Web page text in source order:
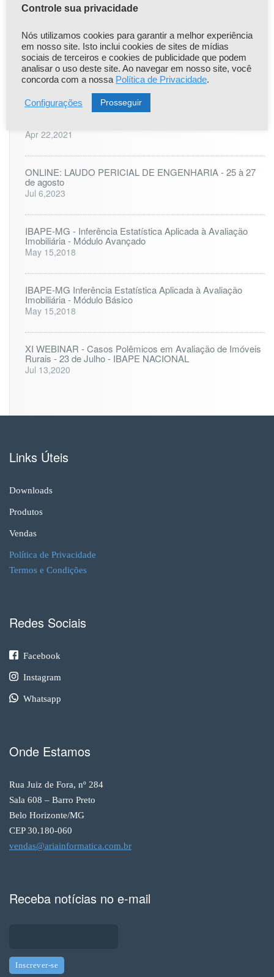
D
F
Recent | Comentário
Apr 22,2021
ONLINE: LAUDO PERICIAL DE ENGENHARIA - 25 à 27
de agosto
Jul 6,2023
IBAPE-MG - Inferência Estatística Aplicada à Avaliação
Imobiliária - Módulo Avançado
May 15,2018
IBAPE-MG Inferência Estatística Aplicada à Avaliação
Imobiliária - Módulo Básico
May 15,2018
XI WEBINAR - Casos Polêmicos em Avaliação de Imóveis
Rurais - 23 de Julho - IBAPE NACIONAL
Jul 13,2020
Links Úteis
Downloads
Produtos
Vendas
Política de Privacidade
Termos e Condições
Redes Sociais
Facebook
Instagram
Whatsapp
Onde Estamos
Rua Juiz de Fora, nº 284
Sala 608 – Barro Preto
Belo Horizonte/MG
CEP 30.180-060
vendas@ariainformatica.com.br
Receba notícias no e-mail
Controle sua privacidade
Nós utilizamos cookies para garantir a melhor experiência
em nosso site. Isto inclui cookies de sites de mídias
sociais de terceiros e cookies de publicidade que podem
analisar o uso deste site. Ao navegar em nosso site, você
concorda com a nossa Política de Privacidade.
Configurações Prosseguir